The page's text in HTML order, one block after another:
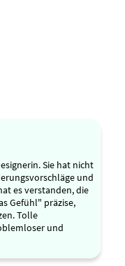
Sie hat nicht
und
es verstanden, die
Gefühl" präzise,
Tolle
und